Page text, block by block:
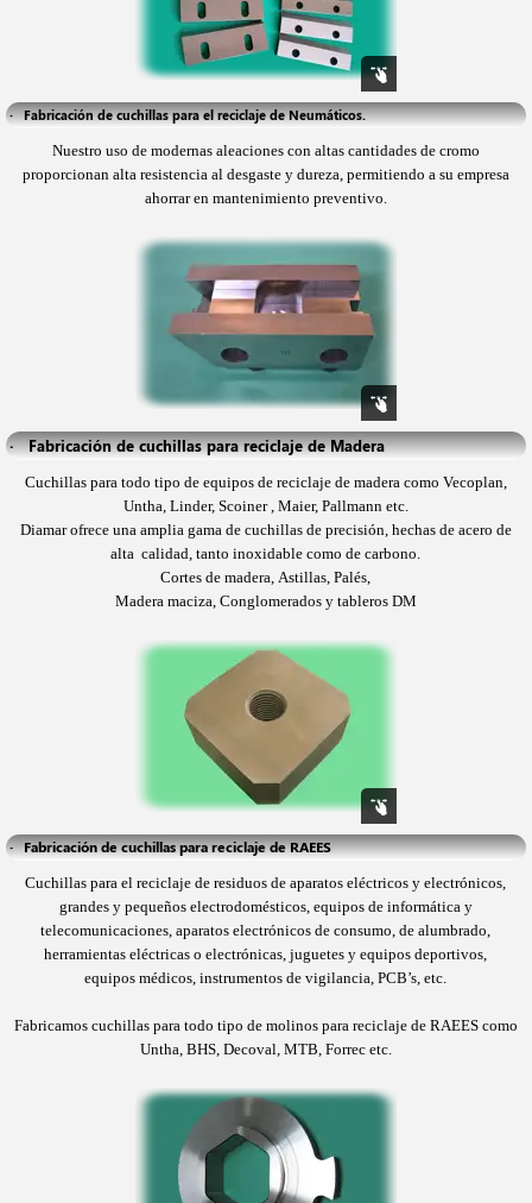
·   Fabricación de cuchillas para el reciclaje de Neumáticos.
Nuestro uso de modernas aleaciones con altas cantidades de cromo
proporcionan alta resistencia al desgaste y dureza, permitiendo a su empresa
ahorrar en mantenimiento preventivo.
·   Fabricación de cuchillas para reciclaje de Madera
Cuchillas para todo tipo de equipos de reciclaje de madera como Vecoplan,
Untha, Linder, Scoiner , Maier, Pallmann etc.
Diamarofrece una amplia gama de cuchillas de precisión, hechas de acero de
alta calidad, tanto inoxidable como de carbono.
Cortes de madera,Astillas,Palés,
Madera maciza, Conglomerados y tableros DM
·   Fabricación de cuchillas para reciclaje de RAEES
Cuchillas para el reciclaje de residuos de aparatos eléctricos y electrónicos,
grandes y pequeños electrodomésticos, equipos de informática y
telecomunicaciones, aparatos electrónicos deconsumo, de alumbrado,
herramientas eléctricas o electrónicas, juguetes y equipos deportivos,
equipos médicos, instrumentos de vigilancia, PCB’s, etc.
Fabricamos cuchillas para todo tipo de molinos para reciclaje de RAEES como
Untha, BHS, Decoval, MTB, Forrec etc.